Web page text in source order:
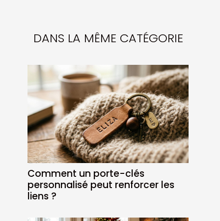
DANS LA MÊME CATÉGORIE
Comment un porte-clés
personnalisé peut renforcer les
liens ?